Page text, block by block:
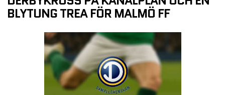
BLYTUNG TREA FÖR MALMÖ FF